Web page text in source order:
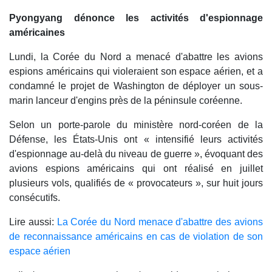
Pyongyang dénonce les activités d'espionnage
américaines
Lundi, la Corée du Nord a menacé d'abattre les avions
espions américains qui violeraient son espace aérien, et a
condamné le projet de Washington de déployer un sous-
marin lanceur d'engins près de la péninsule coréenne.
Selon un porte-parole du ministère nord-coréen de la
Défense, les États-Unis ont « intensifié leurs activités
d'espionnage au-delà du niveau de guerre », évoquant des
avions espions américains qui ont réalisé en juillet
plusieurs vols, qualifiés de « provocateurs », sur huit jours
consécutifs.
Lire aussi: La Corée du Nord menace d'abattre des avions
de reconnaissance américains en cas de violation de son
espace aérien